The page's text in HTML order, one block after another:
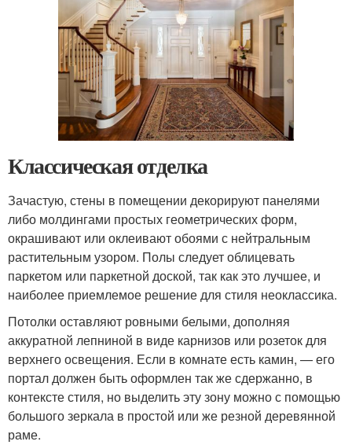
Классическая отделка
Зачастую, стены в помещении декорируют панелями
либо молдингами простых геометрических форм,
окрашивают или оклеивают обоями с нейтральным
растительным узором. Полы следует облицевать
паркетом или паркетной доской, так как это лучшее, и
наиболее приемлемое решение для стиля неоклассика.
Потолки оставляют ровными белыми, дополняя
аккуратной лепниной в виде карнизов или розеток для
верхнего освещения. Если в комнате есть камин, — его
портал должен быть оформлен так же сдержанно, в
контексте стиля, но выделить эту зону можно с помощью
большого зеркала в простой или же резной деревянной
раме.